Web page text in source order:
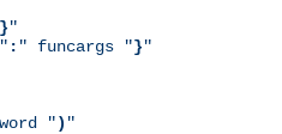
}"
: " funcargs "}"
") "